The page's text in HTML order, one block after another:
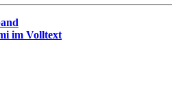
im Volltext